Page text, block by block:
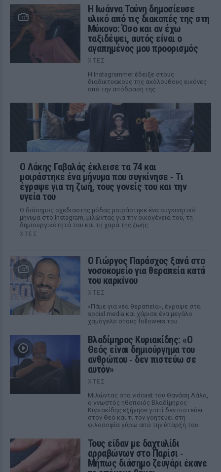
Η Ιωάννα Τούνη δημοσίευσε
υλικό από τις διακοπές της στη
Μύκονο: Όσο και αν έχω
ταξιδέψει, αυτός είναι ο
αγαπημένος μου προορισμός
ΧΤΕΣ
Η Instagrammer έδειξε στους
διαδικτυακούς της ακόλουθους εικόνες
από την απόδρασή της
Ο Λάκης Γαβαλάς έκλεισε τα 74 και
μοιράστηκε ένα μήνυμα που συγκίνησε ‑ Τι
έγραψε για τη ζωή, τους γονείς του και την
υγεία του
Ο διάσημος σχεδιαστής μόδας μοιράστηκε ένα συγκινητικό
μήνυμα στο Instagram, μιλώντας για την οικογένειά του, τη
δημιουργικότητά του και τη χαρά της ζωής.
ΧΤΕΣ
O Γιώργος Παράσχος ξανά στο
νοσοκομείο για θεραπεία κατά
του καρκίνου
ΧΤΕΣ
«Πάμε για νέα θεραπεία», έγραψε στα
social media και χάρισε ένα μεγάλο
χαμόγελο στους followers του
Βλαδίμηρος Κυριακίδης: «Ο
Θεός είναι δημιούργημα του
ανθρώπου ‑ δεν πιστεύω σε
αυτόν»
ΧΤΕΣ
Μιλώντας στο vidcast του Θανάση Λάλα,
ο γνωστός ηθοποιός Βλαδίμηρος
Κυριακίδης εξήγησε γιατί δεν πιστεύει
στον Θεό και τι τον γοητεύει στη
φιλοσοφία γύρω από την ύπαρξή του.
Τους είδαν με δαχτυλίδι
αρραβώνων στο Παρίσι ‑
Μήπως διάσημο ζευγάρι έκανε